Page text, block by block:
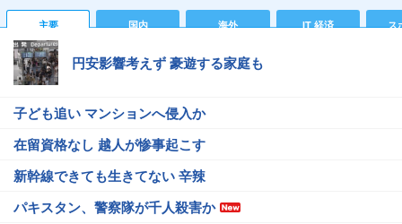
主要 国内 海外 IT 経済 ス
円安影響考えず 豪遊する家庭も
子ども追い マンションへ侵入か
在留資格なし 越人が惨事起こす
新幹線できても生きてない 辛辣
パキスタン、警察隊が千人殺害か